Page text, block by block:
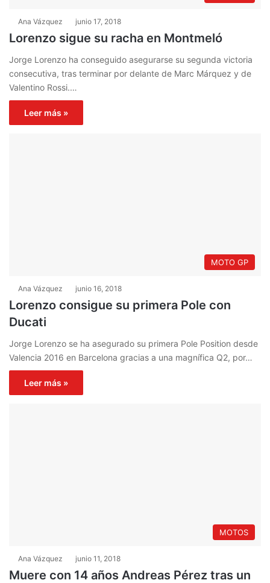
Ana Vázquez junio 17, 2018
Lorenzo sigue su racha en Montmeló
Jorge Lorenzo ha conseguido asegurarse su segunda victoria
consecutiva, tras terminar por delante de Marc Márquez y de
Valentino Rossi.…
Leer más »
MOTO GP
Ana Vázquez junio 16, 2018
Lorenzo consigue su primera Pole con
Ducati
Jorge Lorenzo se ha asegurado su primera Pole Position desde
Valencia 2016 en Barcelona gracias a una magnífica Q2, por…
Leer más »
MOTOS
Ana Vázquez junio 11, 2018
Muere con 14 años Andreas Pérez tras un